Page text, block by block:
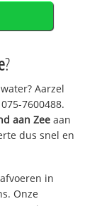
?
Aarzel
7600488.
aan Zee aan
dus snel en
in
Onze